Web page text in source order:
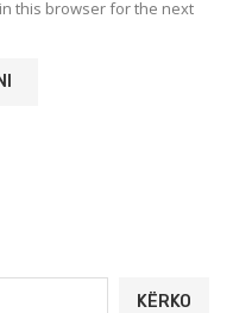
this browser for the next
KËRKO